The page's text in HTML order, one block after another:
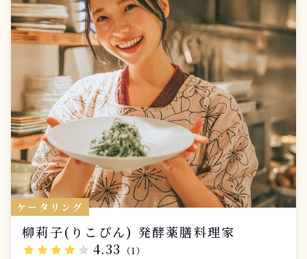
ケータリング
柳莉子(りこぴん) 発酵薬膳料理家
star star star star star 4.33
（1）